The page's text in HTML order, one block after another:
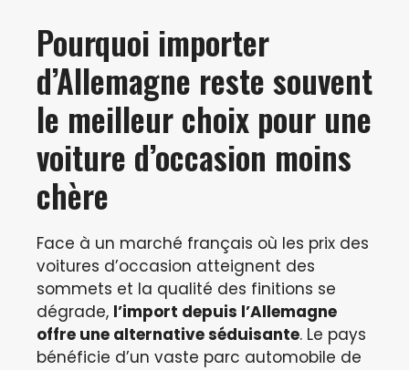
Pourquoi importer
d’Allemagne reste souvent
le meilleur choix pour une
voiture d’occasion moins
chère
Face à un marché français où les prix des
voitures d’occasion atteignent des
sommets et la qualité des finitions se
dégrade, l’import depuis l’Allemagne
offre une alternative séduisante. Le pays
bénéficie d’un vaste parc automobile de